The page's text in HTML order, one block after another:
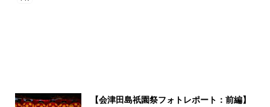
【会津田島祇園祭フォトレポート：前編】